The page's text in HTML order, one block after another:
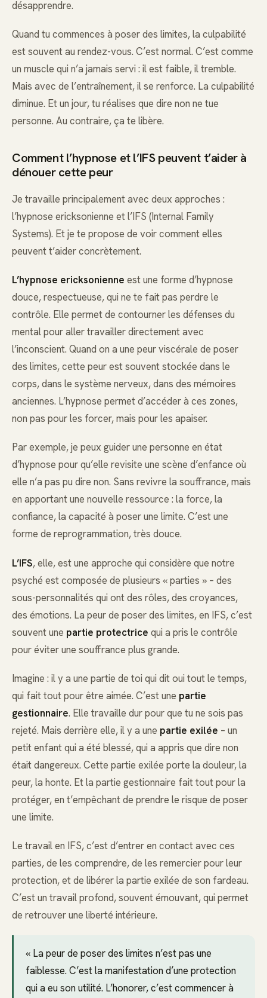
désapprendre.
Quand tu commences à poser des limites, la culpabilité
est souvent au rendez-vous. C’est normal. C’est comme
un muscle qui n’a jamais servi : il est faible, il tremble.
Mais avec de l’entraînement, il se renforce. La culpabilité
diminue. Et un jour, tu réalises que dire non ne tue
personne. Au contraire, ça te libère.
Comment l’hypnose et l’IFS peuvent t’aider à
dénouer cette peur
Je travaille principalement avec deux approches :
l’hypnose ericksonienne et l’IFS (Internal Family
Systems). Et je te propose de voir comment elles
peuvent t’aider concrètement.
L’hypnose ericksonienne est une forme d’hypnose
douce, respectueuse, qui ne te fait pas perdre le
contrôle. Elle permet de contourner les défenses du
mental pour aller travailler directement avec
l’inconscient. Quand on a une peur viscérale de poser
des limites, cette peur est souvent stockée dans le
corps, dans le système nerveux, dans des mémoires
anciennes. L’hypnose permet d’accéder à ces zones,
non pas pour les forcer, mais pour les apaiser.
Par exemple, je peux guider une personne en état
d’hypnose pour qu’elle revisite une scène d’enfance où
elle n’a pas pu dire non. Sans revivre la souffrance, mais
en apportant une nouvelle ressource : la force, la
confiance, la capacité à poser une limite. C’est une
forme de reprogrammation, très douce.
L’IFS, elle, est une approche qui considère que notre
psyché est composée de plusieurs « parties » – des
sous-personnalités qui ont des rôles, des croyances,
des émotions. La peur de poser des limites, en IFS, c’est
souvent une partie protectrice qui a pris le contrôle
pour éviter une souffrance plus grande.
Imagine : il y a une partie de toi qui dit oui tout le temps,
qui fait tout pour être aimée. C’est une partie
gestionnaire. Elle travaille dur pour que tu ne sois pas
rejeté. Mais derrière elle, il y a une partie exilée – un
petit enfant qui a été blessé, qui a appris que dire non
était dangereux. Cette partie exilée porte la douleur, la
peur, la honte. Et la partie gestionnaire fait tout pour la
protéger, en t’empêchant de prendre le risque de poser
une limite.
Le travail en IFS, c’est d’entrer en contact avec ces
parties, de les comprendre, de les remercier pour leur
protection, et de libérer la partie exilée de son fardeau.
C’est un travail profond, souvent émouvant, qui permet
de retrouver une liberté intérieure.
« La peur de poser des limites n’est pas une
faiblesse. C’est la manifestation d’une protection
qui a eu son utilité. L’honorer, c’est commencer à